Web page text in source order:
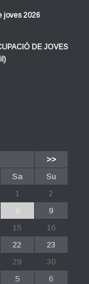
joves 2026
DE JOVES
>>
Sa
Su
1
2
8
9
15
16
22
23
29
30
5 6